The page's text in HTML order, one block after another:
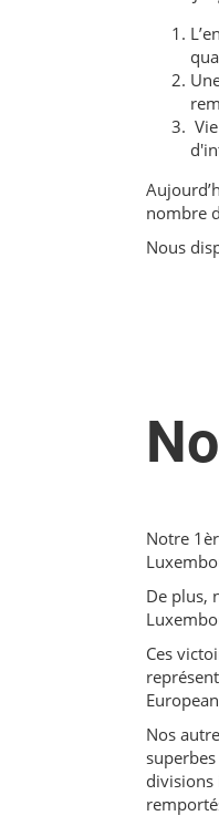
nombre
Nous
Notre
De plus,
Ces
Nos
divisions